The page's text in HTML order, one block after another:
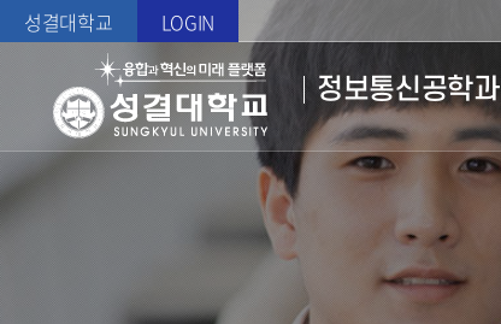
성결대학교 LOGIN
정보통신공학과